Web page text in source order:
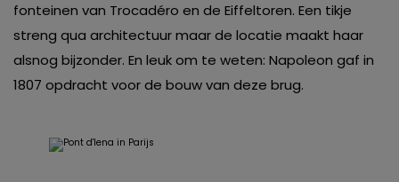
fonteinen van Trocadéro en de Eiffeltoren. Een tikje
streng qua architectuur maar de locatie maakt haar
alsnog bijzonder. En leuk om te weten: Napoleon gaf in
1807 opdracht voor de bouw van deze brug.